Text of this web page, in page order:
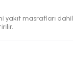
yakıt masrafları